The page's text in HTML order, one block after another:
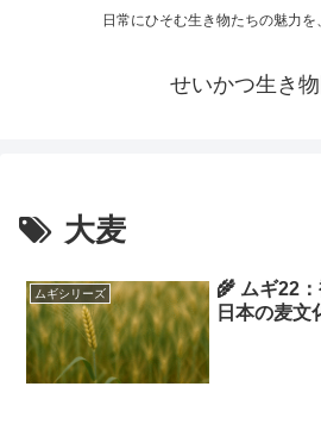
日常にひそむ生き物たちの魅力を
せいかつ生き
大麦
ムギシリーズ
🌾 ムギ22
日本の麦